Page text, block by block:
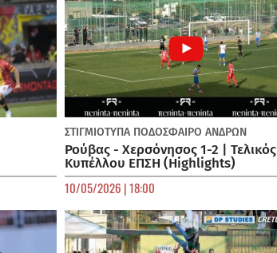
ΣΤΙΓΜΙΟΤΥΠΑ ΠΟΔΌΣΦΑΙΡΟ ΑΝΔΡΏΝ
Ρούβας - Χερσόνησος 1-2 | Τελικός
Κυπέλλου ΕΠΣΗ (Highlights)
10/05/2026 | 18:00